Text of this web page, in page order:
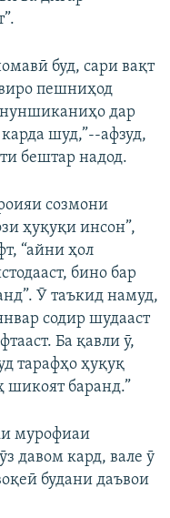
буд, сари вақт
пешниҳод
дар
шуд,”--афзуд,
бештар надод.
созмони
ҳуқуқи инсон”,
“айни ҳол
бино бар
Ӯ таъкид намуд,
содир шудааст
Ба қавли ӯ,
тарафҳо ҳуқуқ
шикоят баранд.”
мурофиаи
давом кард, вале ӯ
будани даъвои